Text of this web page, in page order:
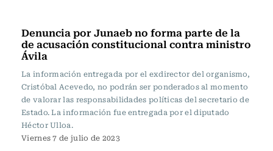
Denuncia por Junaeb no forma parte de la
de acusación constitucional contra ministro
Ávila
La información entregada por el exdirector del organismo,
Cristóbal Acevedo, no podrán ser ponderados al momento
de valorar las responsabilidades políticas del secretario de
Estado. La información fue entregada por el diputado
Héctor Ulloa.
Viernes 7 de julio de 2023